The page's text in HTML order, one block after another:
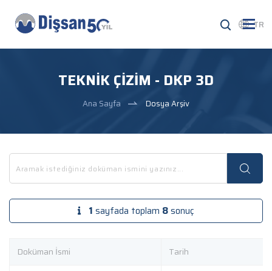
TR
TEKNIK ÇIZIM - DKP 3D
Ana Sayfa Dosya Arşiv
1 sayfada toplam 8sonuç
Doküman İsmi
Tarih